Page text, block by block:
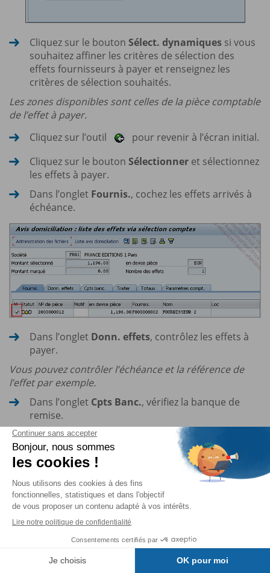
Cliquez sur le bouton Sélect. dynamiques si vous
souhaitez affiner les critères de sélection des
effets fournisseurs à payer et renseignez les
critères de sélection souhaités.
Les zones disponibles sont celles de la pièce comptable
de l’effet à payer.
Cliquez sur l’outil
pour revenir à l’écran initial.
Cliquez sur le bouton Sélectionner et sélectionnez
les effets à payer.
Dans l’onglet Fournis., cochez les effets arrivés à
échéance.
Dans l’onglet Donn. effets, contrôlez les effets à
payer.
Vous pouvez contrôler l’échéance et la référence de
l’effet par exemple.
Dans l’onglet Cpts Banc., vérifiez la banque de
remise.
Dans l’ongletTraiter
, saisissez éventuellement un
motif de refus.
Dans l’onglet Totaux
, vérifiez le montant total des
effets à payer par échéance.
Dans l’ongletParamètres compt.
paramètres de comptabilisation du paiement de
l’effet.
Dans la sectionDonnées...
Table des matières